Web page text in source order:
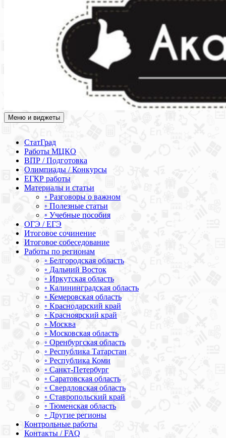
Академия СОВА
Подготовка к ЕГЭ, ОГЭ, ВПР, МЦКО, СтатГрад, КДР, ВОШ,
Меню и виджеты
СтатГрад
Работы МЦКО
ВПР / Подготовка
Олимпиады / Конкурсы
ЕГКР работы
Материалы и статьи
◦ Разговоры о важном
◦ Полезные статьи
◦ Учебные пособия
ОГЭ / ЕГЭ
Итоговое сочинение
Итоговое собеседование
Работы по регионам
◦ Белгородская область
◦ Дальний Восток
◦ Иркутская область
◦ Калининградская область
◦ Кемеровская область
◦ Краснодарский край
◦ Красноярский край
◦ Москва
◦ Московская область
◦ Оренбургская область
◦ Республика Татарстан
◦ Республика Коми
◦ Санкт-Петербург
◦ Саратовская область
◦ Свердловская область
◦ Ставропольский край
◦ Тюменская область
◦ Другие регионы
Контрольные работы
Контакты / FAQ